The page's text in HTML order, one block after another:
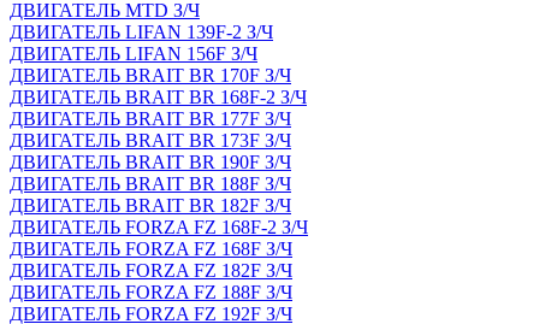
ДВИГАТЕЛЬ MTD З/Ч
ДВИГАТЕЛЬ LIFAN 139F-2 З/Ч
ДВИГАТЕЛЬ LIFAN 156F З/Ч
ДВИГАТЕЛЬ BRAIT BR 170F З/Ч
ДВИГАТЕЛЬ BRAIT BR 168F-2 З/Ч
ДВИГАТЕЛЬ BRAIT BR 177F З/Ч
ДВИГАТЕЛЬ BRAIT BR 173F З/Ч
ДВИГАТЕЛЬ BRAIT BR 190F З/Ч
ДВИГАТЕЛЬ BRAIT BR 188F З/Ч
ДВИГАТЕЛЬ BRAIT BR 182F З/Ч
ДВИГАТЕЛЬ FORZA FZ 168F-2 З/Ч
ДВИГАТЕЛЬ FORZA FZ 168F З/Ч
ДВИГАТЕЛЬ FORZA FZ 182F З/Ч
ДВИГАТЕЛЬ FORZA FZ 188F З/Ч
ДВИГАТЕЛЬ FORZA FZ 192F З/Ч